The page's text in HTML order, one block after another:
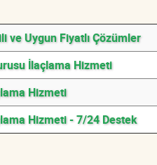
ve Uygun Fiyatlı Çözümler
İlaçlama Hizmeti
Hizmeti
Hizmeti - 7/24 Destek